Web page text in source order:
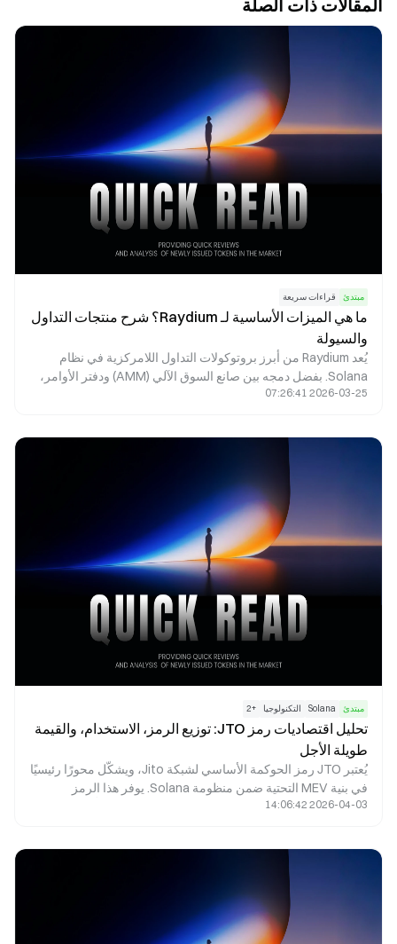
المقالات ذات الصلة
مبتدئ قراءات سريعة
ما هي الميزات الأساسية لـ Raydium؟ شرح منتجات التداول
والسيولة
يُعد Raydium من أبرز بروتوكولات التداول اللامركزية في نظام
Solana. بفضل دمجه بين صانع السوق الآلي (AMM) ودفتر الأوامر،
يوفّر عمليات مبادلة سريعة، وتعدين سيولة، وإطلاق مشاريع،
2026-03-25 07:26:41
مبتدئ Solana التكنولوجيا +
2
تحليل اقتصاديات رمز JTO: توزيع الرمز، الاستخدام، والقيمة
طويلة الأجل
يُعتبر JTO رمز الحوكمة الأساسي لشبكة Jito، ويشكّل محورًا رئيسيًا
في بنية MEV التحتية ضمن منظومة Solana. يوفر هذا الرمز
إمكانيات حوكمة فعّالة، ويحقق مواءمة بين مصالح المُدقِّقين
2026-04-03 14:06:42